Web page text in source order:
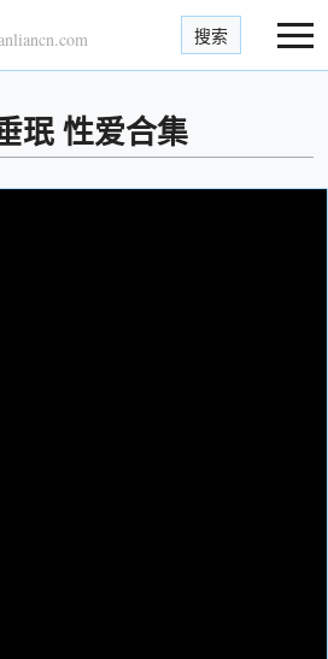
搜索
珉 性爱合集